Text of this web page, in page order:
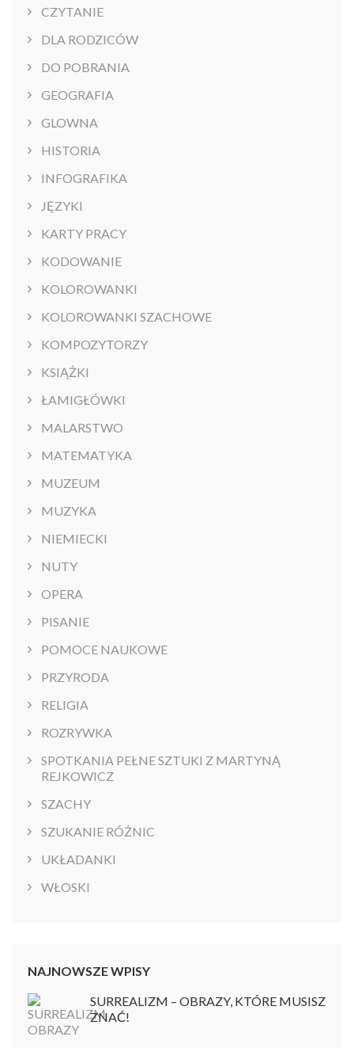
CZYTANIE
DLA RODZICÓW
DO POBRANIA
GEOGRAFIA
GLOWNA
HISTORIA
INFOGRAFIKA
JĘZYKI
KARTY PRACY
KODOWANIE
KOLOROWANKI
KOLOROWANKI SZACHOWE
KOMPOZYTORZY
KSIĄŻKI
ŁAMIGŁÓWKI
MALARSTWO
MATEMATYKA
MUZEUM
MUZYKA
NIEMIECKI
NUTY
OPERA
PISANIE
POMOCE NAUKOWE
PRZYRODA
RELIGIA
ROZRYWKA
SPOTKANIA PEŁNE SZTUKI Z MARTYNĄ
REJKOWICZ
SZACHY
SZUKANIE RÓŻNIC
UKŁADANKI
WŁOSKI
NAJNOWSZE WPISY
SURREALIZM – OBRAZY, KTÓRE MUSISZ
ZNAĆ!